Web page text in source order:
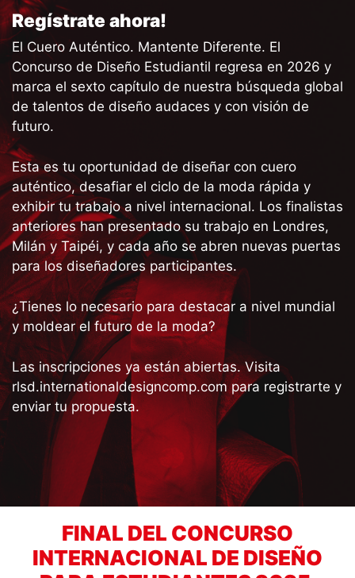
Regístrate ahora!
El Cuero Auténtico. Mantente Diferente. El
Concurso de Diseño Estudiantil regresa en 2026 y
marca el sexto capítulo de nuestra búsqueda global
de talentos de diseño audaces y con visión de
futuro.
Esta es tu oportunidad de diseñar con cuero
auténtico, desafiar el ciclo de la moda rápida y
exhibir tu trabajo a nivel internacional. Los finalistas
anteriores han presentado su trabajo en Londres,
Milán y Taipéi, y cada año se abren nuevas puertas
para los diseñadores participantes.
¿Tienes lo necesario para destacar a nivel mundial
y moldear el futuro de la moda?
Las inscripciones ya están abiertas. Visita
rlsd.internationaldesigncomp.compara registrarte y
enviar tu propuesta.
FINAL DEL CONCURSO
INTERNACIONAL DE DISEÑO